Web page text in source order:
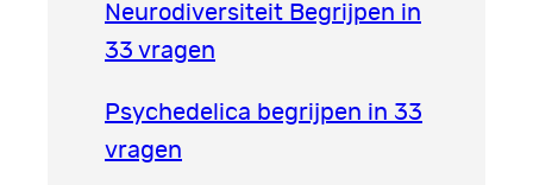
Neurodiversiteit Begrijpen in
33 vragen
Psychedelica begrijpen in 33
vragen